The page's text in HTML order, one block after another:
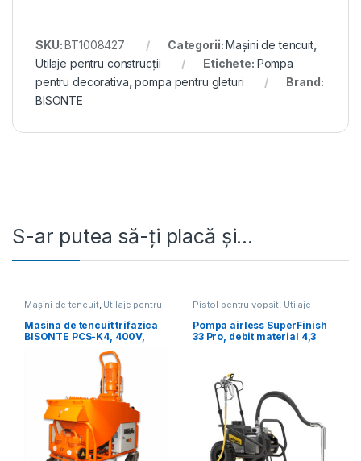
SKU:BT1008427 Categorii:Mașini de tencuit,
Utilaje pentru construcții
Etichete: Pompa
pentru decorativa ,pompa pentru gleturi
Brand:
BISONTE
S-ar putea să-ți placă și…
Mașini de tencuit, Utilaje pentru
construcții
Masina de tencuit trifazica
BISONTE PCS-K4, 400V,
Pistol pentru vopsit, Utilaje
Pompa airless SuperFinish
33 Pro, debit material 4,3